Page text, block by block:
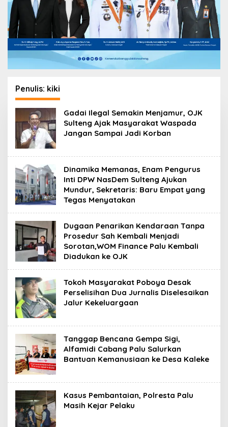
Penulis: kiki
Gadai Ilegal Semakin Menjamur, OJK
Sulteng Ajak Masyarakat Waspada
Jangan Sampai Jadi Korban
Dinamika Memanas, Enam Pengurus
Inti DPW NasDem Sulteng Ajukan
Mundur, Sekretaris: Baru Empat yang
Tegas Menyatakan
Dugaan Penarikan Kendaraan Tanpa
Prosedur Sah Kembali Menjadi
Sorotan,WOM Finance Palu Kembali
Diadukan ke OJK
Tokoh Masyarakat Poboya Desak
Perselisihan Dua Jurnalis Diselesaikan
Jalur Kekeluargaan
Tanggap Bencana Gempa Sigi,
Alfamidi Cabang Palu Salurkan
Bantuan Kemanusiaan ke Desa Kaleke
Kasus Pembantaian, Polresta Palu
Masih Kejar Pelaku